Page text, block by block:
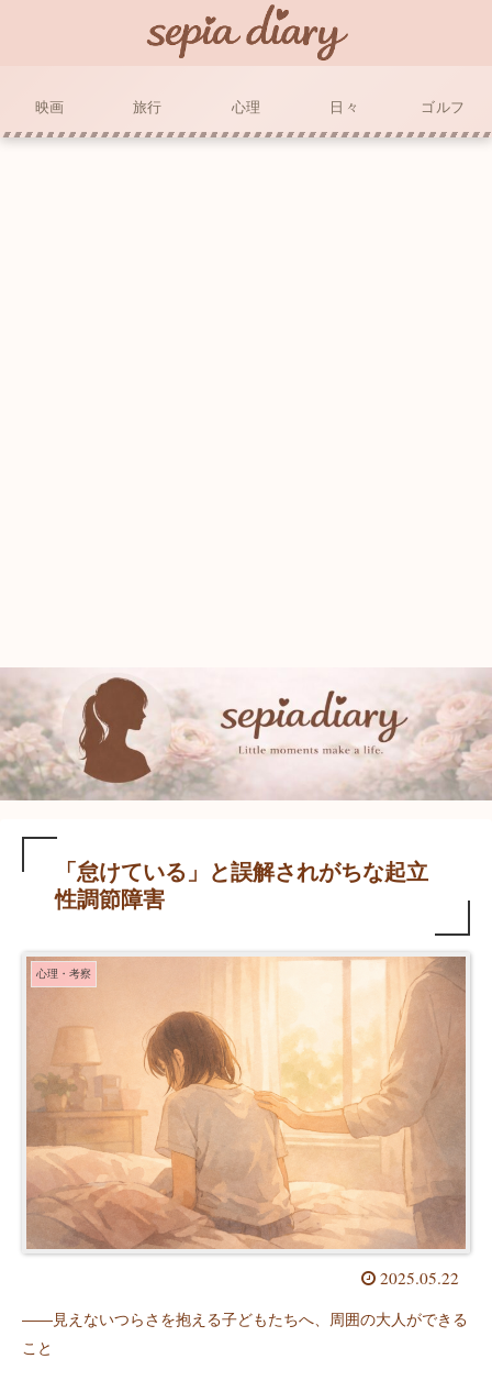
映画 旅行 心理 日々 ゴルフ
「怠けている」と誤解されがちな起立
性調節障害
心理・考察
2025.05.22
――見えないつらさを抱える子どもたちへ、周囲の大人ができる
こと